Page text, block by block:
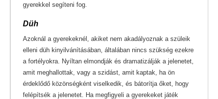
gyerekkel segíteni fog.
Düh
Azoknál a gyerekeknél, akiket nem akadályoznak a szüleik
elleni düh kinyilvánításában, általában nincs szükség ezekre
a fortélyokra. Nyíltan elmondják és dramatizálják a jelenetet,
amit meghallottak, vagy a szidást, amit kaptak, ha ön
érdeklődő közönségként viselkedik, és bátorítja őket, hogy
felépítsék a jelenetet. Ha megfigyeli a gyerekeket játék